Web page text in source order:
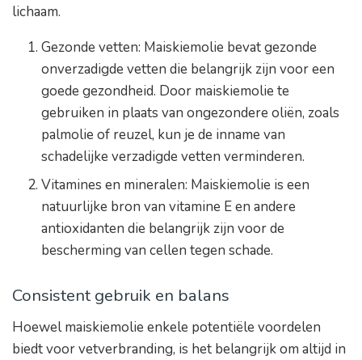
lichaam.
Gezonde vetten: Maiskiemolie bevat gezonde
onverzadigde vetten die belangrijk zijn voor een
goede gezondheid. Door maiskiemolie te
gebruiken in plaats van ongezondere oliën, zoals
palmolie of reuzel, kun je de inname van
schadelijke verzadigde vetten verminderen.
Vitamines en mineralen: Maiskiemolie is een
natuurlijke bron van vitamine E en andere
antioxidanten die belangrijk zijn voor de
bescherming van cellen tegen schade.
Consistent gebruik en balans
Hoewel maiskiemolie enkele potentiële voordelen
biedt voor vetverbranding, is het belangrijk om altijd in